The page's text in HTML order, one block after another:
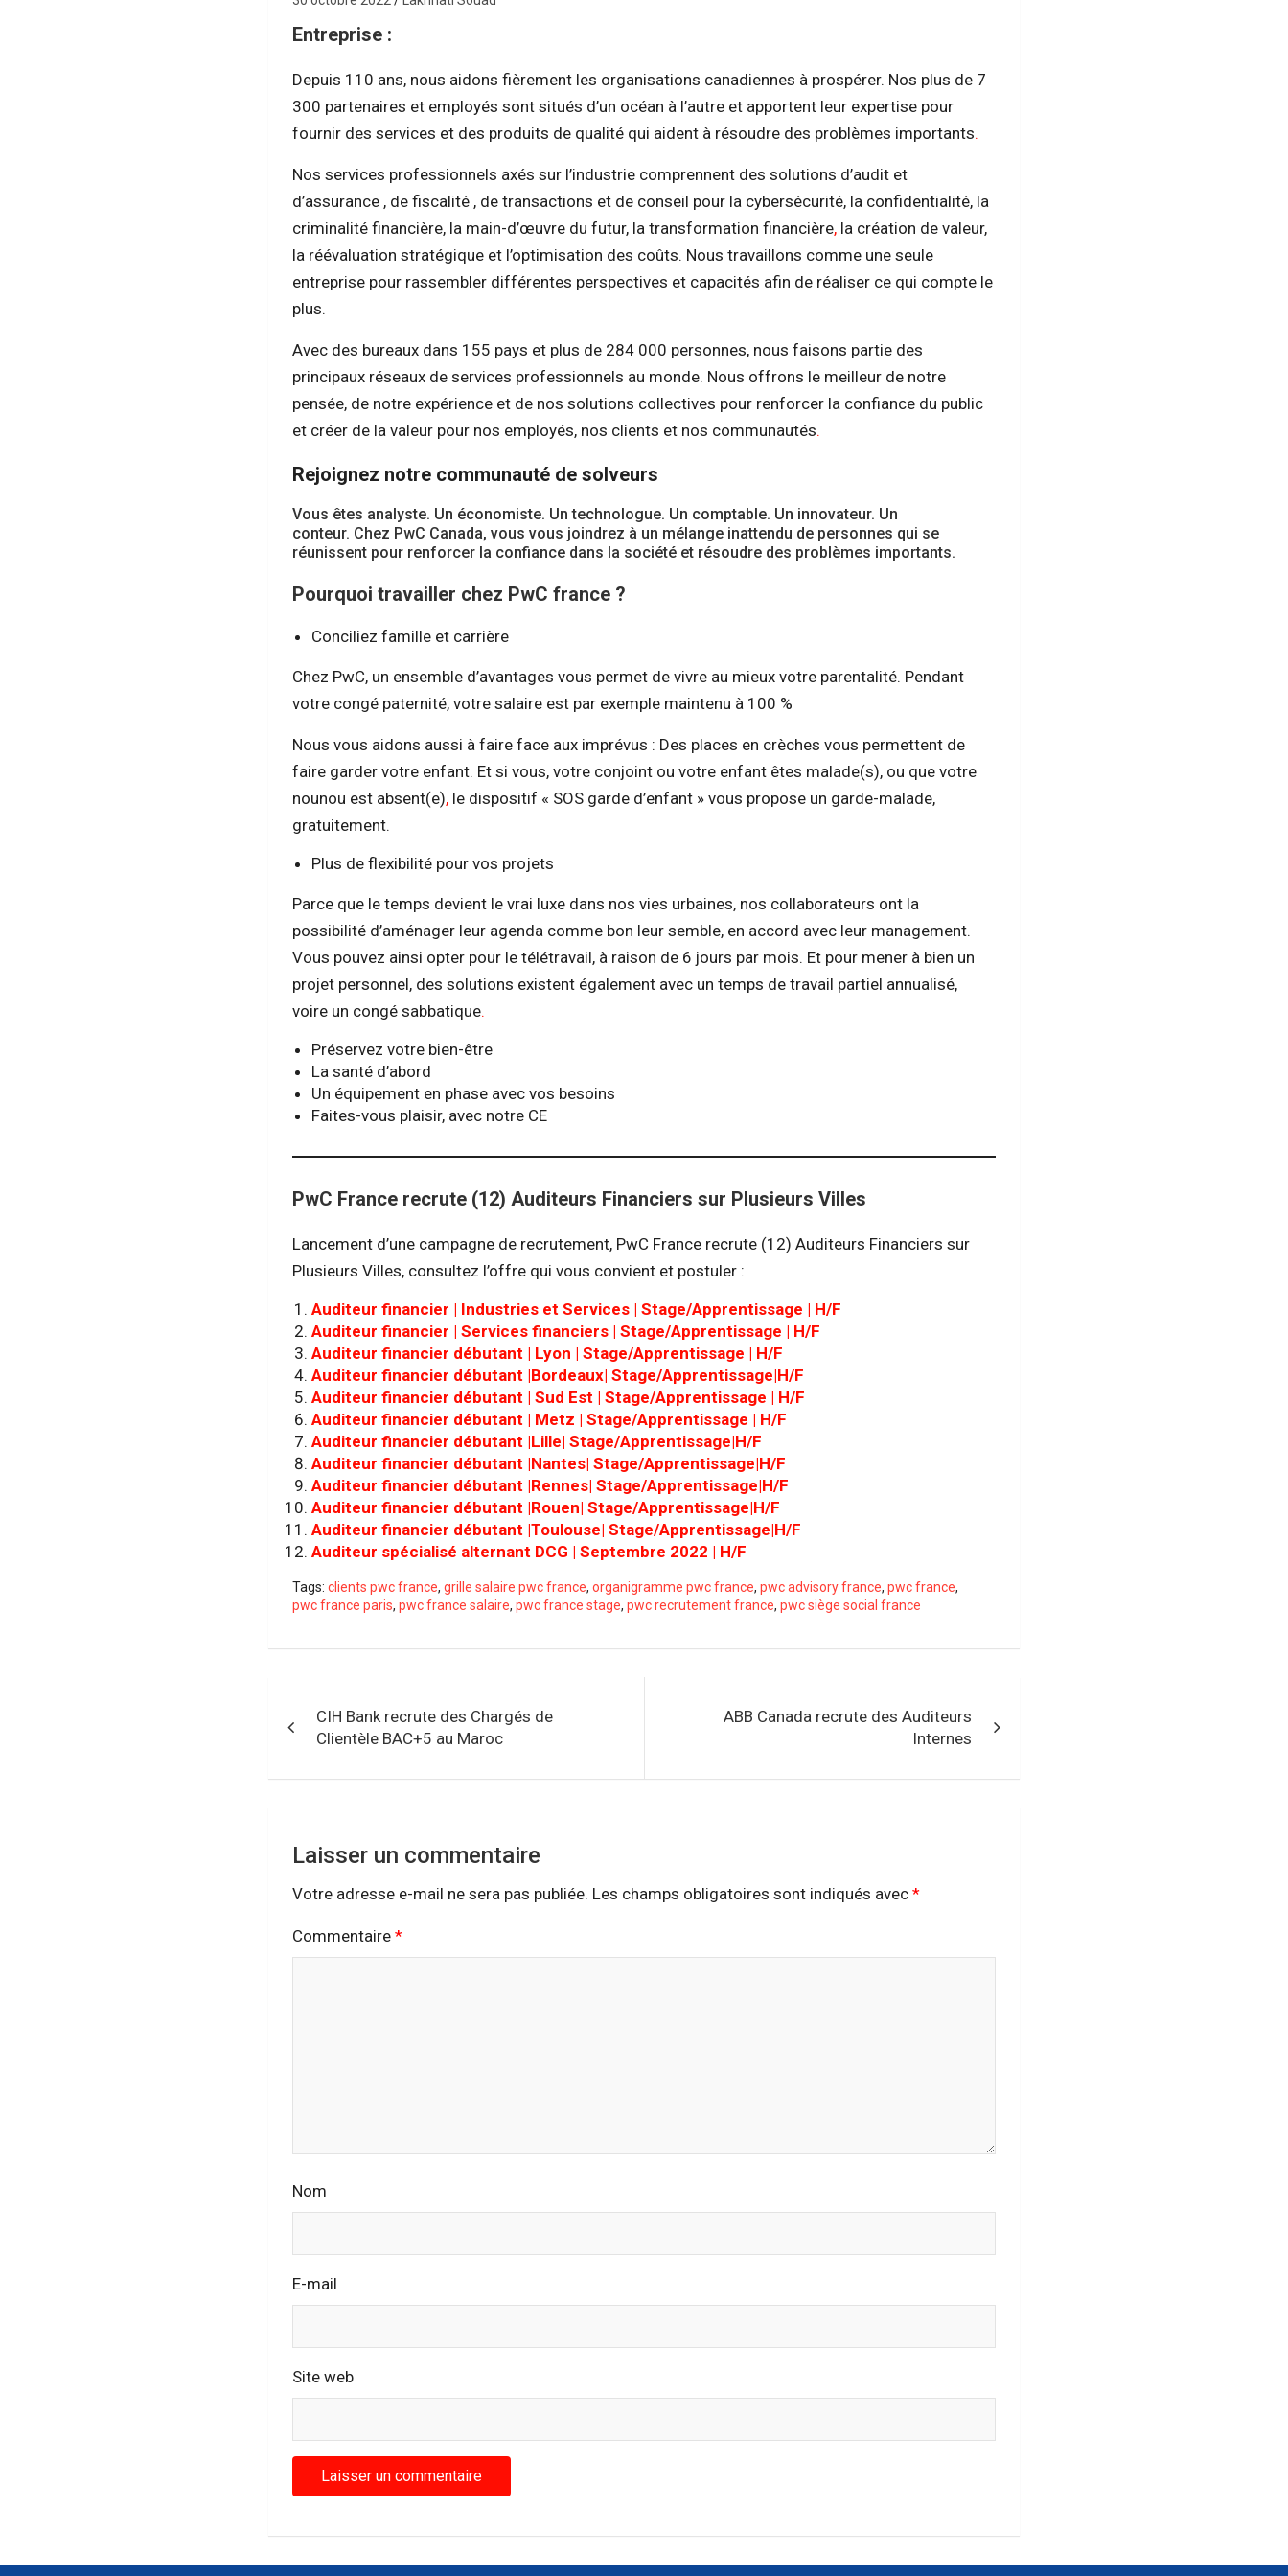
Entreprise :
Depuis 110 ans, nous aidons fièrement les organisations canadiennes à prospérer. Nos plus de 7
300 partenaires et employés sont situés d’un océan à l’autre et apportent leur expertise pour
fournir des services et des produits de qualité qui aident à résoudre des problèmes importants.
Nos services professionnels axés sur l’industrie comprennent des solutions d’audit et
d’assurance , de fiscalité , de transactions et de conseil pour la cybersécurité, la confidentialité, la
criminalité financière, la main-d’œuvre du futur, la transformation financière, la création de valeur,
la réévaluation stratégique et l’optimisation des coûts. Nous travaillons comme une seule
entreprise pour rassembler différentes perspectives et capacités afin de réaliser ce qui compte le
plus.
Avec des bureaux dans 155 pays et plus de 284 000 personnes, nous faisons partie des
principaux réseaux de services professionnels au monde. Nous offrons le meilleur de notre
pensée, de notre expérience et de nos solutions collectives pour renforcer la confiance du public
et créer de la valeur pour nos employés, nos clients et nos communautés.
Rejoignez notre communauté de solveurs
Vous êtes analyste. Un économiste. Un technologue. Un comptable. Un innovateur. Un
conteur. Chez PwC Canada, vous vous joindrez à un mélange inattendu de personnes qui se
réunissent pour renforcer la confiance dans la société et résoudre des problèmes importants.
Pourquoi travailler chez PwC france ?
Conciliez famille et carrière
Chez PwC, un ensemble d’avantages vous permet de vivre au mieux votre parentalité. Pendant
votre congé paternité, votre salaire est par exemple maintenu à 100 %
Nous vous aidons aussi à faire face aux imprévus : Des places en crèches vous permettent de
faire garder votre enfant. Et si vous, votre conjoint ou votre enfant êtes malade(s), ou que votre
nounou est absent(e), le dispositif « SOS garde d’enfant » vous propose un garde-malade,
gratuitement.
Plus de flexibilité pour vos projets
Parce que le temps devient le vrai luxe dans nos vies urbaines, nos collaborateurs ont la
possibilité d’aménager leur agenda comme bon leur semble, en accord avec leur management.
Vous pouvez ainsi opter pour le télétravail, à raison de 6 jours par mois. Et pour mener à bien un
projet personnel, des solutions existent également avec un temps de travail partiel annualisé,
voire un congé sabbatique.
Préservez votre bien-être
La santé d’abord
Un équipement en phase avec vos besoins
Faites-vous plaisir, avec notre CE
PwC France recrute (12) Auditeurs Financiers sur Plusieurs Villes
Lancement d’une campagne de recrutement, PwC France recrute (12) Auditeurs Financiers sur
Plusieurs Villes, consultez l’offre qui vous convient et postuler :
Auditeur financier | Industries et Services | Stage/Apprentissage | H/F
Auditeur financier | Services financiers | Stage/Apprentissage | H/F
Auditeur financier débutant | Lyon | Stage/Apprentissage | H/F
Auditeur financier débutant |Bordeaux| Stage/Apprentissage|H/F
Auditeur financier débutant | Sud Est | Stage/Apprentissage | H/F
Auditeur financier débutant | Metz | Stage/Apprentissage | H/F
Auditeur financier débutant |Lille| Stage/Apprentissage|H/F
Auditeur financier débutant |Nantes| Stage/Apprentissage|H/F
Auditeur financier débutant |Rennes| Stage/Apprentissage|H/F
Auditeur financier débutant |Rouen| Stage/Apprentissage|H/F
Auditeur financier débutant |Toulouse| Stage/Apprentissage|H/F
Auditeur spécialisé alternant DCG | Septembre 2022 | H/F
Tags: clients pwc france,grille salaire pwc france,organigramme pwc france,pwc advisory france,pwc france,
pwc france paris,pwc france salaire,pwc france stage,pwc recrutement france,pwc siège social france
de
l’article
CIH Bank recrute des Chargés de
Clientèle BAC+5 au Maroc
ABB Canada recrute des Auditeurs
Internes
Laisser un commentaire
Votre adresse e-mail ne sera pas publiée. Les champs obligatoires sont indiqués avec*
Commentaire*
Nom
E-mail
Site web